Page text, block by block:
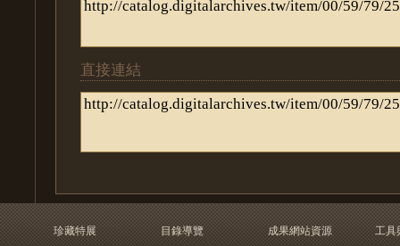
直接連結
珍藏特展
目錄導覽
成果網站資源
工具